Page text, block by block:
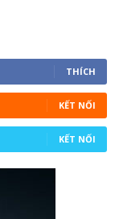
THÍCH
KẾT NỐI
KẾT NỐI